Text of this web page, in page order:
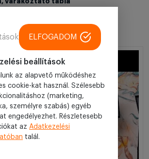
beállítások
az alapvető működéshez
cookie-kat használ. Szélesebb
(marketing,
személyre szabás) egyéb
engedélyezhet. Részletesebb
az Adatkezelési
talál.
ELFOGADOM